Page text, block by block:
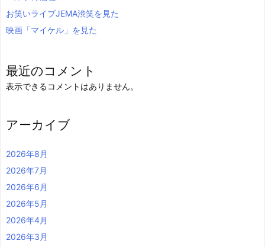
お笑いライブJEMA渋笑を見た
映画「マイケル」を見た
最近のコメント
表示できるコメントはありません。
アーカイブ
2026年8月
2026年7月
2026年6月
2026年5月
2026年4月
2026年3月